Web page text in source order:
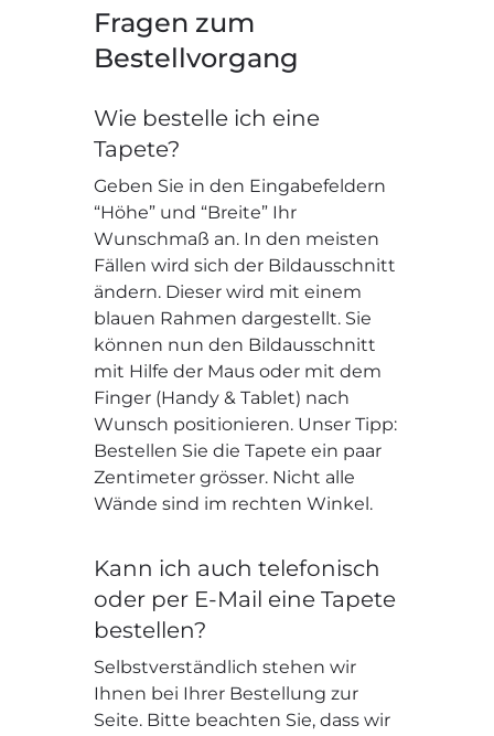
Fragen zum
Bestellvorgang
Wie bestelle ich eine
Tapete?
Geben Sie in den Eingabefeldern
“Höhe” und “Breite” Ihr
Wunschmaß an. In den meisten
Fällen wird sich der Bildausschnitt
ändern. Dieser wird mit einem
blauen Rahmen dargestellt. Sie
können nun den Bildausschnitt
mit Hilfe der Maus oder mit dem
Finger (Handy & Tablet) nach
Wunsch positionieren. Unser Tipp:
Bestellen Sie die Tapete ein paar
Zentimeter grösser. Nicht alle
Wände sind im rechten Winkel.
Kann ich auch telefonisch
oder per E-Mail eine Tapete
bestellen?
Selbstverständlich stehen wir
Ihnen bei Ihrer Bestellung zur
Seite. Bitte beachten Sie, dass wir